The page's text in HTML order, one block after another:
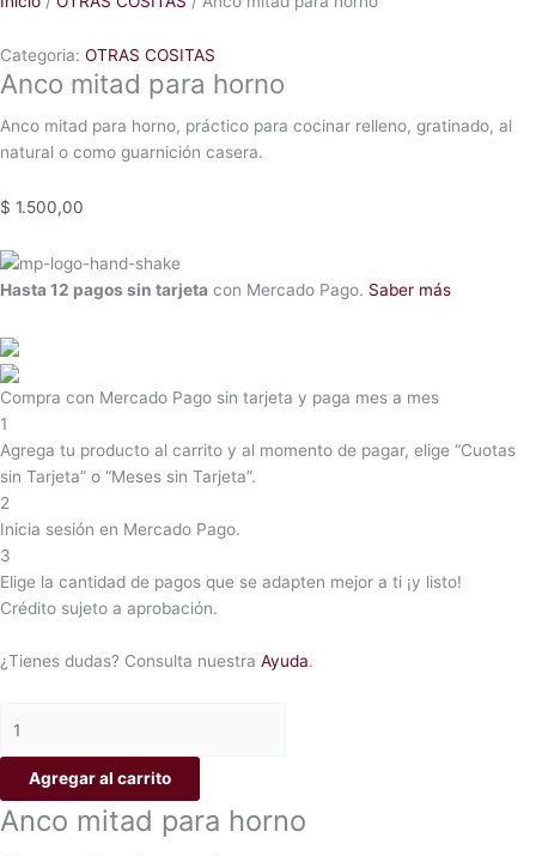
Categoria: OTRAS COSITAS
Anco mitad para horno
Anco mitad para horno, práctico para cocinar relleno, gratinado, al
natural o como guarnición casera.
$ 1.500,00
Hasta 12 pagos sin tarjeta con Mercado Pago. Saber más
Compra con Mercado Pago sin tarjeta y paga mes a mes
1
Agrega tu producto al carrito y al momento de pagar, elige “Cuotas
sin Tarjeta” o “Meses sin Tarjeta”.
2
Inicia sesión en Mercado Pago.
3
Elige la cantidad de pagos que se adapten mejor a ti ¡y listo!
Crédito sujeto a aprobación.
¿Tienes dudas? Consulta nuestra Ayuda.
Agregar al carrito
Anco mitad para horno